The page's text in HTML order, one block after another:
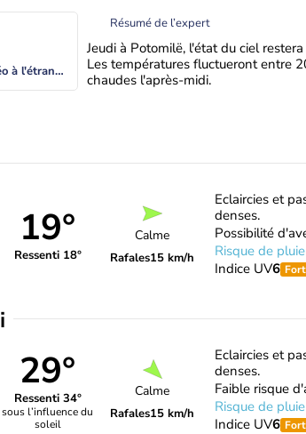
Actualités Météo à l'étranger
Résumé de l’expert
Jeudi à Potomilë, l'état du ciel
Les températures fluctueront entre
chaudes l'après-midi.
19°
Ressenti 18°
Calme
Rafales15 km/h
Eclaircies et
denses.
Possibilité
Risque de pluie
Indice UV6 Fort
29°
Ressenti 34°
sous l’influence du
soleil
Calme
Rafales15 km/h
Eclaircies et
denses.
Faible risque
Risque de pluie
Indice UV6 Fort